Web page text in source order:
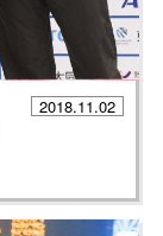
2018.11.02